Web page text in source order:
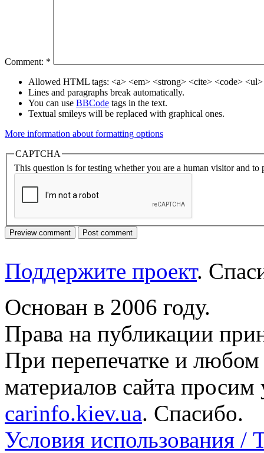
Comment: *
Allowed HTML tags: <a> <em> <strong> <cite> <code>
Lines and paragraphs break automatically.
You can use BBCode tags in the text.
Textual smileys will be replaced with graphical ones.
More information about formatting options
CAPTCHA
This question is for testing whether you are a human visitor and to
Поддержите проект.
Основан в 2006 году.
Права на публикации
При перепечатке и
материалов сайта просим
carinfo.kiev.ua. Спасибо.
Условия использования /